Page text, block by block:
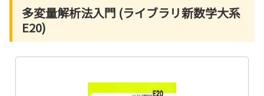
多変量解析法入門 (ライブラリ新数学大系
E20)